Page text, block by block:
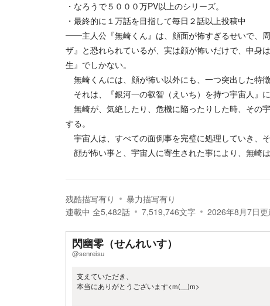
・なろうで５０００万PV以上のシリーズ。
・最終的に１万話を目指して毎日２話以上投稿中
――主人公『無崎くん』は、顔面が怖すぎるせいで、
ザ』と恐れられているが、実は顔が怖いだけで、中身
生』でしかない。
無崎くんには、顔が怖い以外にも、一つ突出した特徴
それは、『銀河一の叡智（えいち）を持つ宇宙人』に
無崎が、気絶したり、危機に陥ったりした時、その
する。
宇宙人は、すべての面倒事を完璧に処理していき、
顔が怖い事と、宇宙人に寄生された事により、無崎
残酷描写有り
暴力描写有り
連載中 全5,482話 7,519,746文字 2026年8月7日
閃幽零（せんれいす）
@senreisu
支えていただき、
本当にありがとうございます<m(__)m>